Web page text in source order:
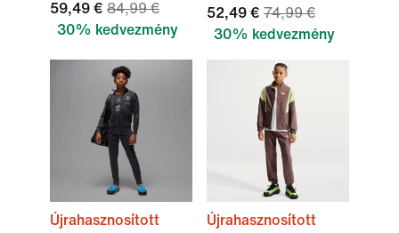
59,49 € 84,99 €
30% kedvezmény
52,49 € 74,99 €
30% kedvezmény
Újrahasznosított
Újrahasznosított